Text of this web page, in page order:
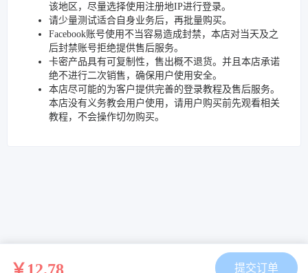
该地区，尽量选择使用注册地IP进行登录。
请少量测试适合自身业务后，再批量购买。
Facebook账号使用不当容易造成封禁，本店对当天及之
后封禁账号拒绝提供售后服务。
卡密产品具有可复制性，售出概不退货。并且本店承诺
绝不进行二次销售，确保用户使用安全。
本店尽可能的为客户提供完善的登录教程及售后服务。
本店没有义务教会用户使用，请用户购买前先观看相关
教程，不会操作切勿购买。
提交订单